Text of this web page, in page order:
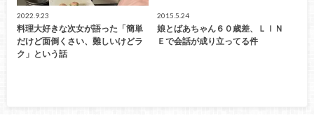
2022.9.23
料理大好きな次女が語った「簡単
だけど面倒くさい、難しいけどラ
ク」という話
2015.5.24
娘とばあちゃん６０歳差、ＬＩＮ
Ｅで会話が成り立ってる件